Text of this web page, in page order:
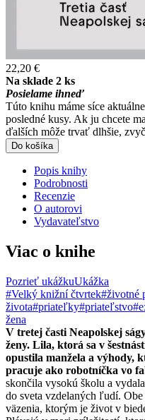
22,20 €
Na sklade 2 ks
Posielame ihneď
Túto knihu máme síce
posledné kusy. Ak ju chcete
ďalších môže trvať dlhšie,
Do košíka
Popis knihy
Podrobnosti
Recenzie
O autorovi
Vydavateľstvo
Viac o knihe
Pozrieť ukážkuUkážka
#Velký knižní čtvrtek#životné
života#priateľky#priateľstvo
žena
V tretej časti Neapolskej
ženy. Lila, ktorá sa v
opustila manžela a výhody,
pracuje ako robotníčka vo
skončila vysokú školu a
do sveta vzdelaných ľudí.
väzenia, ktorým je život v